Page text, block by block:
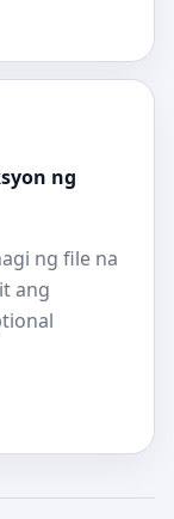
ng
ng file na
ang